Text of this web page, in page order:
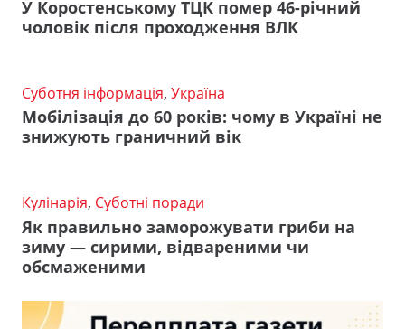
У Коростенському ТЦК помер 46-річний
чоловік після проходження ВЛК
Суботня інформація, Україна
Мобілізація до 60 років: чому в Україні не
знижують граничний вік
Кулінарія, Суботні поради
Як правильно заморожувати гриби на
зиму — сирими, відвареними чи
обсмаженими